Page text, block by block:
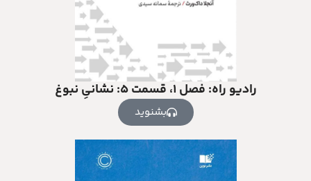
رادیو راه: فصل ۱، قسمت ۵: نشانیِ نبوغ
بشنوید